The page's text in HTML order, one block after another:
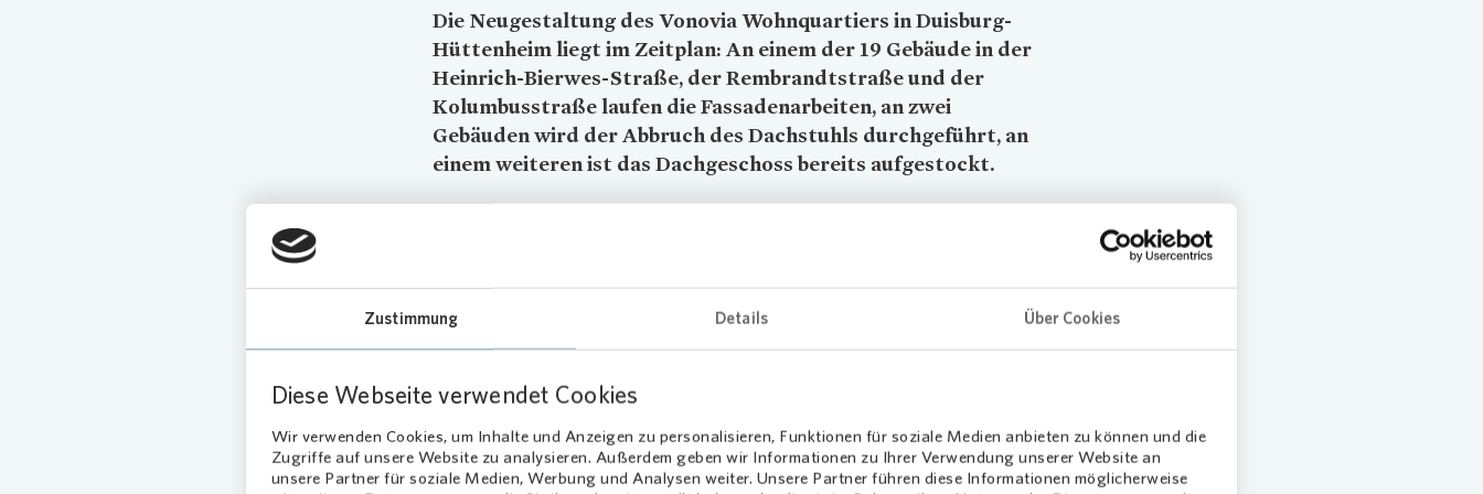
Zustimmung Details Über Cookies
Diese Webseite verwendet Cookies
Wir verwenden Cookies, um Inhalte und Anzeigen zu personalisieren, Funktionen für soziale Medien anbieten zu können und die
Zugriffe auf unsere Website zu analysieren. Außerdem geben wir Informationen zu Ihrer Verwendung unserer Website an
unsere Partner für soziale Medien, Werbung und Analysen weiter. Unsere Partner führen diese Informationen möglicherweise
Die Neugestaltung des VonoviaWohnquartiers in Duisburg-
Hüttenheim liegt im Zeitplan: An einem der 19 Gebäude in der
Heinrich-Bierwes-Straße, der Rembrandtstraße und der
Kolumbusstraße laufen die Fassadenarbeiten, an zwei
Gebäuden wird der Abbruch des Dachstuhls durchgeführt, an
einem weiteren ist das Dachgeschoss bereits aufgestockt.
Modernisierungen bringen Vorteile
Fenster und neu gestaltete Eingangs- und Außenbereiche. Außerdem werden vor
den Erdgeschosswohnungen Terrassen errichtet, die anderen Wohnungen erhalten